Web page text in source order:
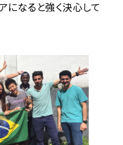
になると強く決心して